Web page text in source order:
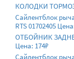
КОЛОДКИ
Сайлентблок
RTS 01702405
ОТБОЙНИК
Цена: 174₽
Сайлентблок